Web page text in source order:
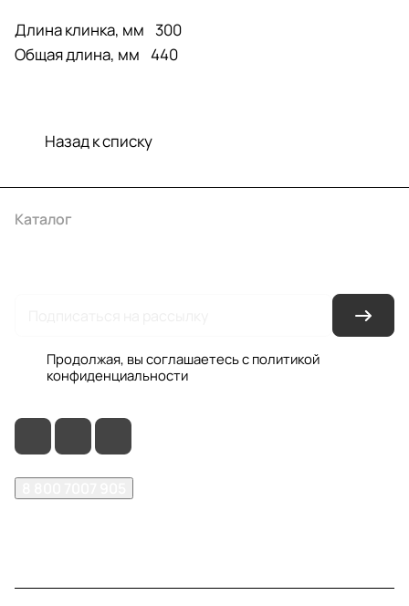
Длина клинка, мм 300
Общая длина, мм 440
Назад к списку
Каталог
Продолжая, вы соглашаетесь с политикой
конфиденциальности